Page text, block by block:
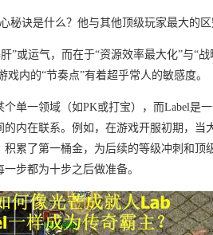
秘诀是什么？他与其他顶级玩家最大的区
”或运气，而在于“资源效率最大化”与“
戏内的“节奏点”有着超乎常人的敏感度。
单一领域（如PK或打宝），而Label是
内在联系。例如，在游戏开服初期，当
累了第一桶金，为后续的等级冲刺和顶
步都为十步之后做准备。